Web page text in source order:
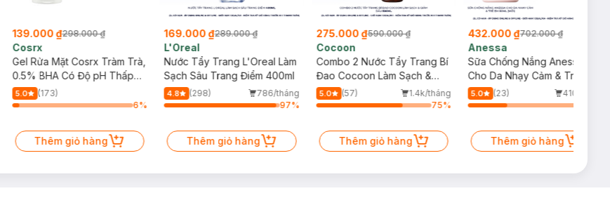
139.000 ₫298.000 ₫
Cosrx
Gel Rửa Mặt Cosrx Tràm Trà,
0.5% BHA Có Độ pH Thấp
150ml
5.0
(173)
6%
Thêm giỏ hàng
169.000 ₫289.000 ₫
L'Oreal
Nước Tẩy Trang L'Oreal Làm
Sạch Sâu Trang Điểm 400ml
4.8 (298)
786/tháng
97%
Thêm giỏ hàng
275.000 ₫590.000 ₫
Cocoon
Combo 2 Nước Tẩy Trang Bí
Đao Cocoon Làm Sạch &
Giảm Dầu 500ml
5.0 (57)
1.4k/tháng
75%
Thêm giỏ hàng
432.000 ₫702.000 ₫
Anessa
Sữa Chống Nắng Anessa
Cho Da Nhạy Cảm & Trẻ Em
60ml (Mới)
5.0 (23)
410/tháng
Thêm giỏ hàng